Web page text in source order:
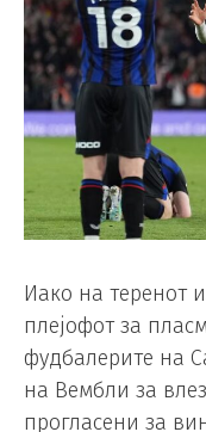
Иако на теренот
плејофот за
фудбалерите на
на Вембли за
прогласени за